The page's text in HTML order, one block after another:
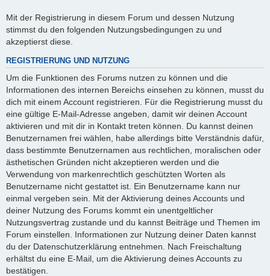
Mit der Registrierung in diesem Forum und dessen Nutzung
stimmst du den folgenden Nutzungsbedingungen zu und
akzeptierst diese.
REGISTRIERUNG UND NUTZUNG
Um die Funktionen des Forums nutzen zu können und die
Informationen des internen Bereichs einsehen zu können, musst du
dich mit einem Account registrieren. Für die Registrierung musst du
eine gültige E-Mail-Adresse angeben, damit wir deinen Account
aktivieren und mit dir in Kontakt treten können. Du kannst deinen
Benutzernamen frei wählen, habe allerdings bitte Verständnis dafür,
dass bestimmte Benutzernamen aus rechtlichen, moralischen oder
ästhetischen Gründen nicht akzeptieren werden und die
Verwendung von markenrechtlich geschützten Worten als
Benutzername nicht gestattet ist. Ein Benutzername kann nur
einmal vergeben sein. Mit der Aktivierung deines Accounts und
deiner Nutzung des Forums kommt ein unentgeltlicher
Nutzungsvertrag zustande und du kannst Beiträge und Themen im
Forum einstellen. Informationen zur Nutzung deiner Daten kannst
du der Datenschutzerklärung entnehmen. Nach Freischaltung
erhältst du eine E-Mail, um die Aktivierung deines Accounts zu
bestätigen.